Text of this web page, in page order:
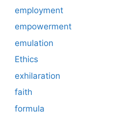
employment
empowerment
emulation
Ethics
exhilaration
faith
formula